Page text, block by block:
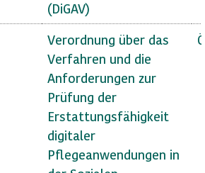
(DiGAV)
Verordnung über das
Verfahren und die
Anforderungen zur
Prüfung der
Erstattungsfähigkeit
digitaler
Pflegeanwendungen in